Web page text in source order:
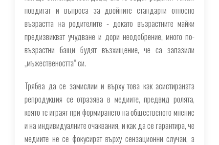
повдигат и въпроса за двойните стандарти относно
възрастта на родителите - докато възрастните майки
предизвикват учудване и дори неодобрение, много по-
възрастни бащи будят възхищение, че са запазили
„мъжествеността“ си.
Трябва да се замислим и върху това как асистираната
репродукция се отразява в медиите, предвид ролята,
която те играят при формирането на общественото мнение
и на индивидуалните очаквания, и как да се гарантира, че
медиите не се фокусират върху сензационни случаи, а